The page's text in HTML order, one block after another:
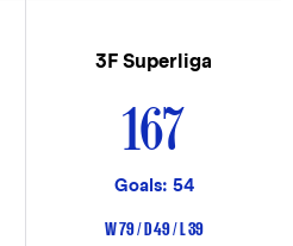
3F Superliga
167
Goals: 54
W 79 / D 49 / L 39